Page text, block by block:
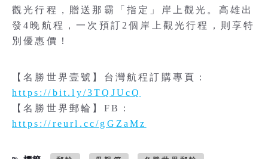
觀光行程，贈送那霸「指定」岸上觀光。高雄出
發4晚航程，一次預訂2個岸上觀光行程，則享特
別優惠價！
【名勝世界壹號】台灣航程訂購專頁：
https://bit.ly/3TQJUcQ
【名勝世界郵輪】FB：
https://reurl.cc/gGZaMz